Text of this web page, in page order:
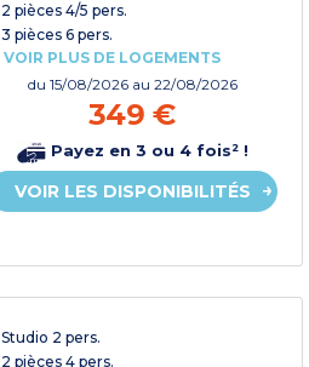
2 pièces 4/5 pers.
3 pièces 6 pers.
VOIR PLUS DE LOGEMENTS
du15/08/2026 au 22/08/2026
349 €
Payez en 3 ou 4 fois² !
VOIR LES DISPONIBILITÉS
Studio 2 pers.
2 pièces 4 pers.